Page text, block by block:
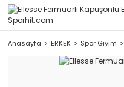
Anasayfa ERKEK Spor Giyim